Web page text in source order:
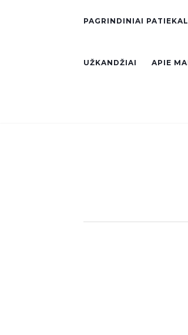
PAGRINDINIAI
UŽKANDŽIAI APIE